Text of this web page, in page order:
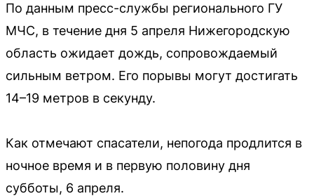
По данным пресс-службы регионального ГУ
МЧС, в течение дня 5 апреля Нижегородскую
область ожидает дождь, сопровождаемый
сильным ветром. Его порывы могут достигать
14–19 метров в секунду.
Как отмечают спасатели, непогода продлится в
ночное время и в первую половину дня
субботы, 6 апреля.